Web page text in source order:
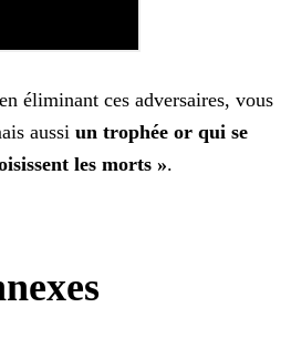
éliminant ces adversaires, vous
aussi un trophée or qui se
les morts ».